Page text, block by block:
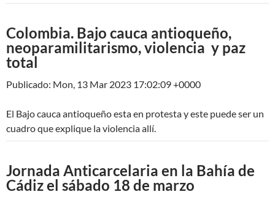
Colombia. Bajo cauca antioqueño,
neoparamilitarismo, violencia y paz
total
Publicado: Mon, 13 Mar 2023 17:02:09 +0000
El Bajo cauca antioqueño esta en protesta y este puede ser un
cuadro que explique la violencia allí.
Jornada Anticarcelaria en la Bahía de
Cádiz el sábado 18 de marzo